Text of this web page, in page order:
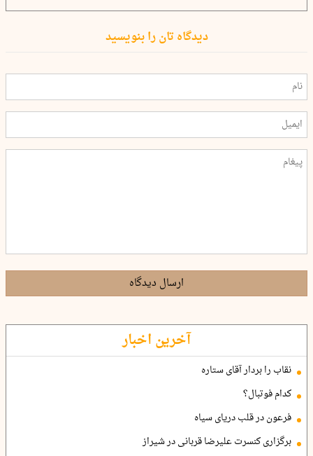
دیدگاه تان را بنویسید
ارسال دیدگاه
آخرین اخبار
نقاب را بردار آقای ستاره
کدام فوتبال؟
فرعون در قلب دریای سیاه
برگزاری کنسرت علیرضا قربانی در شیراز